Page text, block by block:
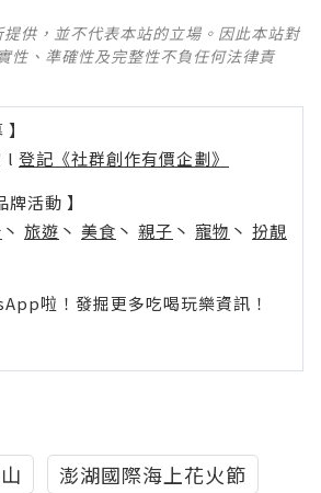
供，並不代表本站的立場。因此本站對
性、準確性及完整性不負任何法律責
l 登記《社群創作有價企劃》
活動 】
丶 旅遊 丶 美食 丶 親子 丶 寵物 丶 扮靚
啦！發掘更多吃喝玩樂資訊！
澎湖國際海上花火節